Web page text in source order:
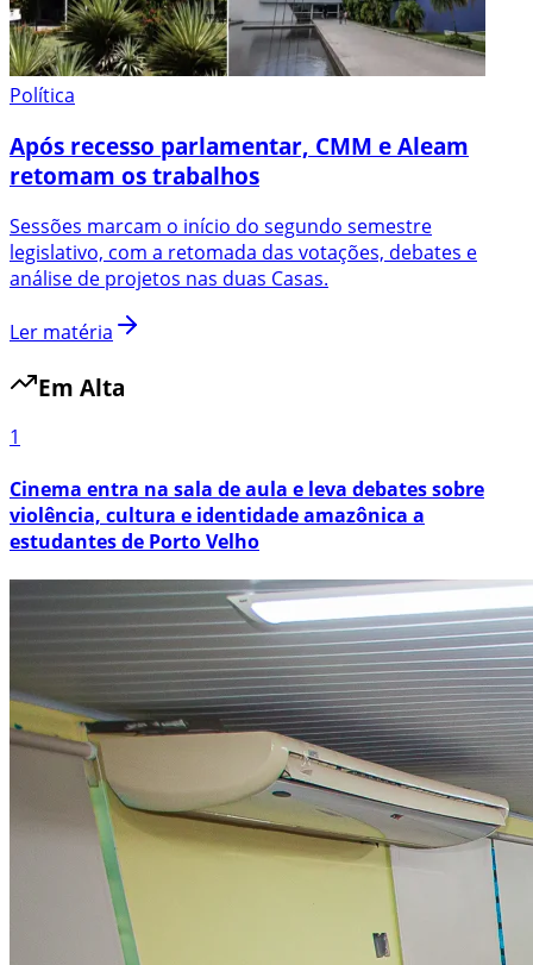
Política
Após recesso parlamentar, CMM e Aleam
retomam os trabalhos
Sessões marcam o início do segundo semestre
legislativo, com a retomada das votações, debates e
análise de projetos nas duas Casas.
Ler matéria
Em Alta
1
Cinema entra na sala de aula e leva debates sobre
violência, cultura e identidade amazônica a
estudantes de Porto Velho